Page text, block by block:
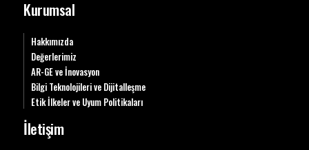
Kurumsal
Hakkımızda
Değerlerimiz
AR-GE ve İnovasyon
Bilgi Teknolojileri ve Dijitalleşme
Etik İlkeler ve Uyum Politikaları
İletişim